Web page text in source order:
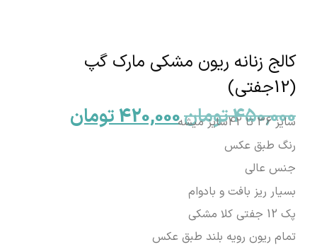
کالج زنانه ریون مشکی مارک گپ
(12جفتی)
450,000تومان420,000تومان
سایز 36 تا 42سایز میشه
رنگ طبق عکس
جنس عالی
بسیار ریز بافت و بادوام
پک 12 جفتی کلا مشکی
تمام ریون رویه بلند طبق عکس